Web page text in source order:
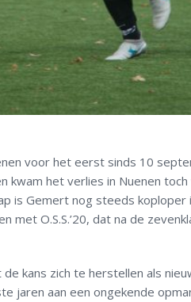
voor het eerst sinds 10
het verlies in Nuenen
is Gemert nog steeds koploper
O.S.S.’20, dat na de
kans zich te herstellen als
jaren aan een ongekende